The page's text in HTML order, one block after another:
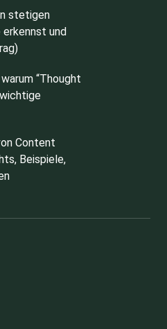
stetigen
und
“Thought
Content
Beispiele,